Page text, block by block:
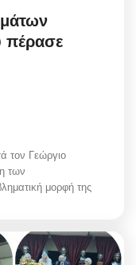
πέρασε
τον Γεώργιο
των
μορφή της